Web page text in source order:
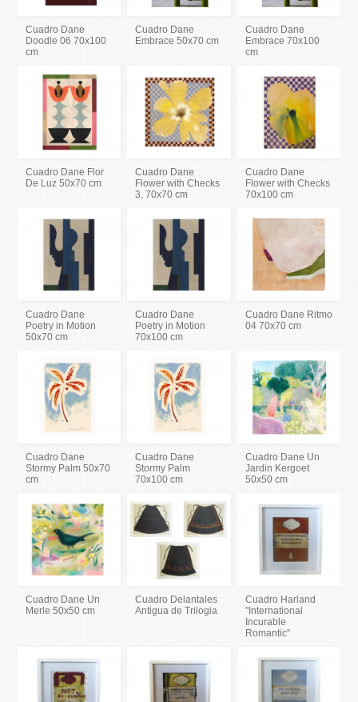
Cuadro Dane
Doodle 06 70x100
cm
Cuadro Dane
Embrace 50x70 cm
Cuadro Dane
Embrace 70x100
cm
Cuadro Dane Flor
De Luz 50x70 cm
Cuadro Dane
Flower with Checks
3, 70x70 cm
Cuadro Dane
Flower with Checks
70x100 cm
Cuadro Dane
Poetry in Motion
50x70 cm
Cuadro Dane
Poetry in Motion
70x100 cm
Cuadro Dane Ritmo
04 70x70 cm
Cuadro Dane
Stormy Palm 50x70
cm
Cuadro Dane
Stormy Palm
70x100 cm
Cuadro Dane Un
Jardin Kergoet
50x50 cm
Cuadro Dane Un
Merle 50x50 cm
Cuadro Delantales
Antigua de Trilogia
Cuadro Harland
"International
Incurable
Romantic"